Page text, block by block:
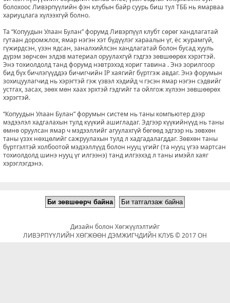
болохоос Ливэрпүүлийн фэн клубын байр суурь биш тул ТББ нь ямарваа
хариуцлага хүлээхгүй болно.
Та “Копуудын Улаан Булан” форумд Ливэрпүүл клубт сөрөг хандлагатай
гутаан доромжлох, ямар нэгэн хэт бүдүүлэг хараалын үг, ёс журамгүй,
гүжирдсэн, үзэн ядсан, заналхийлсэн хандлагатай болон бусад хууль
дүрэм зөрчсөн элдэв материал оруулахгүй гэдгээ зөвшөөрөх хэрэгтэй.
Энэ тохиолдолд танд форумд нэвтрэхэд хориг тавина . Энэ зорилгоор
бид бүх бичлэгүүддээ бичигчийн IP хаягийг бүртгэж авдаг. Энэ форумын
зохицуулагчид нь хэрэгтэй гэж үзвэл хэдийд ч гэсэн ямар нэгэн сэдвийг
устгах, засах, зөөх мөн хаах эрхтэй гэдгийг та ойлгож хүлээн зөвшөөрөх
хэрэгтэй.
“Копуудын Улаан Булан” форумын систем нь таны компьютер дээр
мэдээлэл хадгалахын тулд күүкий ашигладаг. Эдгээр күүкийнүүд нь таны
өмнө оруулсан ямар ч мэдээллийг агуулахгүй бөгөөд эдгээр нь зөвхөн
таны үзэх нөхцөлийг сажруулахын тулд л хадгадалагддаг. Зөвхөн таны
бүртгэлтэй холбоотой мэдээллүүд болон нууц үгийг (та нууц үгээ мартсан
тохиолдолд шинэ нууц үг илгээнэ) танд илгээхэд л таны имэйл хаяг
хэрэглэгдэнэ.
Дизайн болон Хөгжүүлэлтийг
ЛИВЭРПҮҮЛИЙН ХӨГЖӨӨН ДЭМЖИГЧДИЙН КЛУБ © 2017 ОН